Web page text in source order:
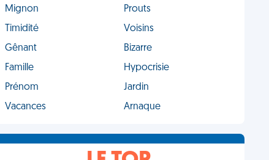
Mignon
Prouts
Timidité
Voisins
Gênant
Bizarre
Famille
Hypocrisie
Prénom
Jardin
Vacances
Arnaque